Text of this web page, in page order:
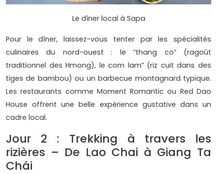
Le dîner local à Sapa
Pour le dîner, laissez-vous tenter par les spécialités
culinaires du nord-ouest : le “thang co” (ragoût
traditionnel des Hmong), le com lam” (riz cuit dans des
tiges de bambou) ou un barbecue montagnard typique.
Les restaurants comme Moment Romantic ou Red Dao
House offrent une belle expérience gustative dans un
cadre local.
Jour 2 : Trekking à travers les
rizières – De Lao Chai à Giang Ta
Chái